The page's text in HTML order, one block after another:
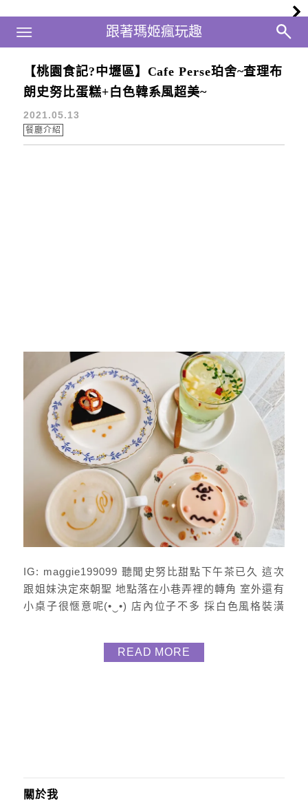
跟著瑪姬瘋玩趣
跟著瑪姬瘋玩趣
Main Menu
中壢下午茶
【桃園食記?中壢區】Cafe Perse珀舍~查理布
朗史努比蛋糕+白色韓系風超美~
2021.05.13
餐廳介紹
IG: maggie199099 聽聞史努比甜點下午茶已久 這次
跟姐妹決定來朝聖 地點落在小巷弄裡的轉角 室外還有
小桌子很愜意呢(•‿•) 店內位子不多 採白色風格裝潢
的不在menu上 是從櫥窗櫃拿的 必點的查理，是一款
生乳酪蛋糕 吃起來口感滿奇特的，不太中我的胃蕾
READ MORE
關於我